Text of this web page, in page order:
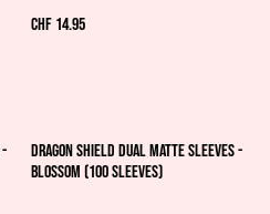
CHF 14.95
Dragon Shield Dual Matte Sleeves -
Blossom (100 Sleeves)